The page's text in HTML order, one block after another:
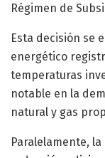
Régimen de
Esta decisión se
energético
temperaturas
notable en la
natural y gas
Paralelamente,